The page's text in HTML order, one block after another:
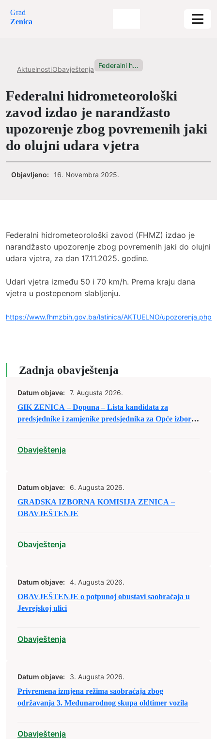
Grad
Zenica
AktuelnostiObavještenja Federalni hidrometeorološki zavod izdao je...
Federalni hidrometeorološki
zavod izdao je narandžasto
upozorenje zbog povremenih jaki
do olujni udara vjetra
Objavljeno: 16. Novembra 2025.
Federalni hidrometeorološki zavod (FHMZ) izdao je
narandžasto upozorenje zbog povremenih jaki do olujni
udara vjetra, za dan 17.11.2025. godine.
Udari vjetra između 50 i 70 km/h. Prema kraju dana
vjetra u postepenom slabljenju.
https://www.fhmzbih.gov.ba/latinica/AKTUELNO/upozorenja.php
Zadnja obavještenja
Datum objave:
7. Augusta 2026.
GIK ZENICA – Dopuna – Lista kandidata za
predsjednike i zamjenike predsjednika za Opće izbore
Obavještenja
Datum objave:
6. Augusta 2026.
GRADSKA IZBORNA KOMISIJA ZENICA –
OBAVJEŠTENJE
Obavještenja
Datum objave:
4. Augusta 2026.
OBAVJEŠTENJE o potpunoj obustavi saobraćaja u
Jevrejskoj ulici
Obavještenja
Datum objave:
3. Augusta 2026.
Privremena izmjena režima saobraćaja zbog
održavanja 3. Međunarodnog skupa oldtimer vozila
Obavještenja